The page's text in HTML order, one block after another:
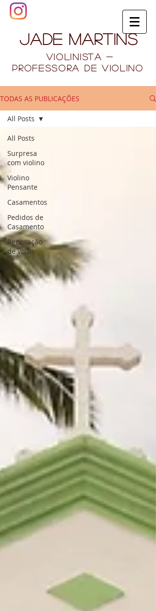
jade martins
VIOLINISTA -
PROFESSORA DE VIOLINO
TODAS AS PUBLICAÇÕES
All Posts
Surpresa
com violino
Violino
Pensante
Casamentos
Pedidos de
Casamento
Renovação
de votos
All Posts